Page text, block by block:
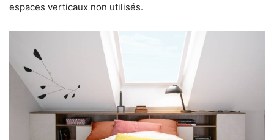
espaces verticaux non utilisés.